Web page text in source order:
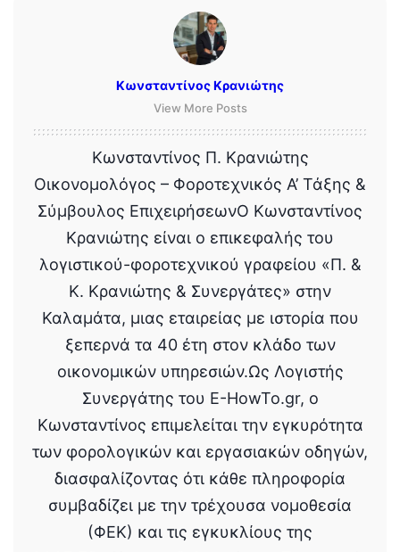
Κωνσταντίνος Κρανιώτης
View More Posts
Κωνσταντίνος Π. Κρανιώτης
Οικονομολόγος – Φοροτεχνικός Α’ Τάξης &
Σύμβουλος ΕπιχειρήσεωνΟ Κωνσταντίνος
Κρανιώτης είναι ο επικεφαλής του
λογιστικού-φοροτεχνικού γραφείου «Π. &
Κ. Κρανιώτης & Συνεργάτες» στην
Καλαμάτα, μιας εταιρείας με ιστορία που
ξεπερνά τα 40 έτη στον κλάδο των
οικονομικών υπηρεσιών.Ως Λογιστής
Συνεργάτης του E-HowTo.gr, ο
Κωνσταντίνος επιμελείται την εγκυρότητα
των φορολογικών και εργασιακών οδηγών,
διασφαλίζοντας ότι κάθε πληροφορία
συμβαδίζει με την τρέχουσα νομοθεσία
(ΦΕΚ) και τις εγκυκλίους της